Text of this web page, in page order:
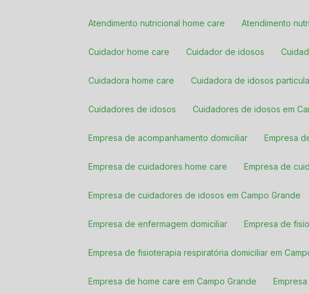
Atendimento nutricional home care Atendimento
Cuidador home care Cuidador de idosos
Cuidadora home care Cuidadora de idosos
Cuidadores de idosos Cuidadores de idosos em
Empresa de acompanhamento domiciliar Empresa
Empresa de cuidadores home care Empresa de
Empresa de cuidadores de idosos em Campo Grande
Empresa de enfermagem domiciliar Empresa de
Empresa de fisioterapia respiratória domiciliar em
Empresa de home care em Campo Grande